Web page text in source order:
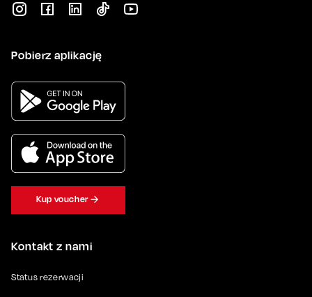
Kontakt z nami
Status rezerwacji
Pobierz aplikację
Kup voucher